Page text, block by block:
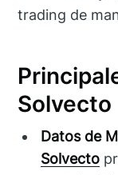
trading de
Solvecto
Datos de
Solvecto